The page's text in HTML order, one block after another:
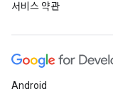
서비스 약관
Android